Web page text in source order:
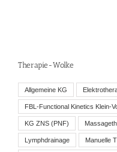
Therapie-Wolke
Allgemeine KG
FBL-Functional Kinetics Klein-
KG ZNS (PNF)
Lymphdrainage Manuelle